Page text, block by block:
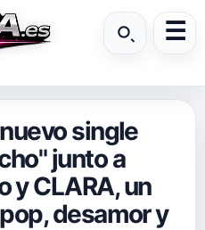
single
junto a
y CLARA, un
desamor y